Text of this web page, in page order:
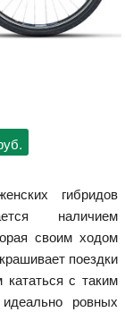
гибридов
наличием
своим ходом
поездки
с таким
ровных